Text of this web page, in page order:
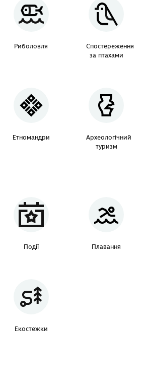
Риболовля
Спостереження
за птахами
Етномандри
Археологічний
туризм
Події Плавання
Екостежки